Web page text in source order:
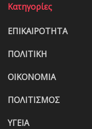
Κατηγορίες
ΕΠΙΚΑΙΡΟΤΗΤΑ
ΠΟΛΙΤΙΚΗ
ΟΙΚΟΝΟΜΙΑ
ΠΟΛΙΤΙΣΜΟΣ
ΥΓΕΙΑ